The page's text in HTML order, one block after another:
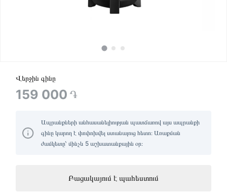
Վերջին գինը
159 000 ֏
Ապրանքների անհասանելիության պատճառով այս ապրանքի
գինը կարող է փոփոխվել ստանալուց հետո։ Առաքման
ժամկետը՝ մինչև 5 աշխատանքային օր։
Բացակայում է պահեստում